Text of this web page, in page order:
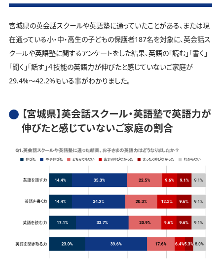
宮城県の英会話スクールや英語塾に通っていたことがある、または現
在通っている小・中・高生の子どもの保護者187名を対象に、英会話ス
クールや英語塾に関するアンケートをした結果、英語の「読む」「書く」
「聞く」「話す」４技能の英語力が伸びたと感じていないご家庭が
29.4%～42.2%もいる事がわかりました。
【宮城県】英会話スクール・英語塾で英語力が
伸びたと感じていないご家庭の割合